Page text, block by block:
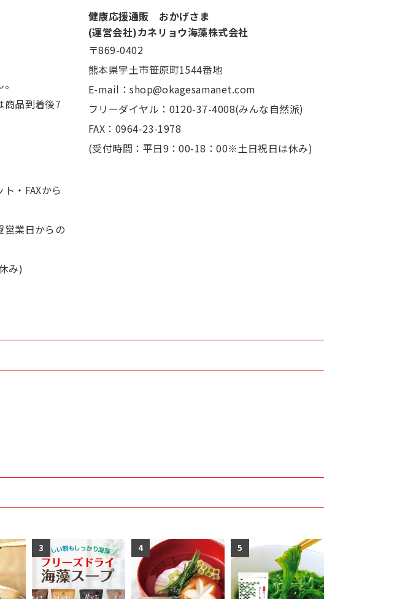
商品到着後7
・FAXから
営業日からの
み)
健康応援通販 おかげさま
(運営会社)カネリョウ海藻株式会社
〒869-0402
熊本県宇土市笹原町1544番地
E-mail：shop@okagesamanet.com
フリーダイヤル：0120-37-4008(みんな自然派)
FAX：0964-23-1978
(受付時間：平日9：00-18：00※土日祝日は休み)
3 4 5